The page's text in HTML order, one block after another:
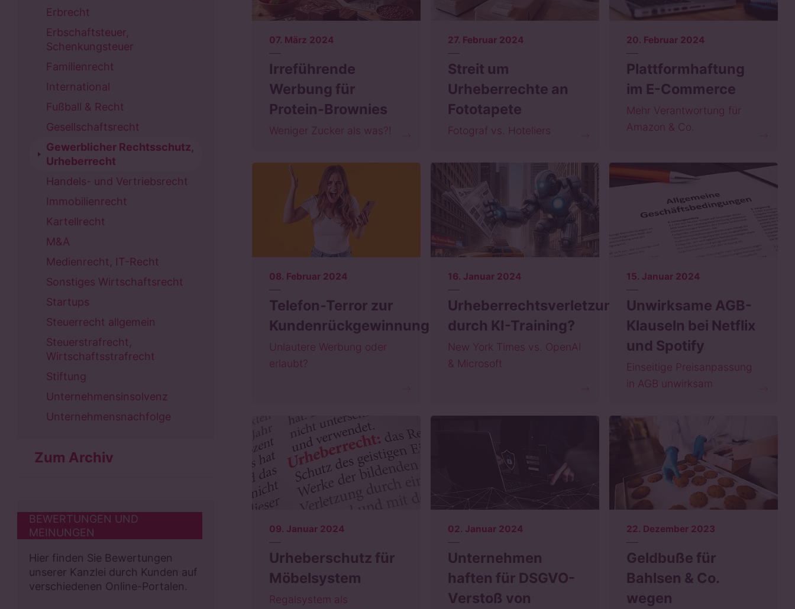
07. März 2024
Irreführende
Werbung für
Protein-Brownies
Weniger Zucker als was?!
27. Februar 2024
Streit um
Urheberrechte an
Fototapete
Fotograf vs. Hoteliers
20. Februar 2024
Plattformhaftung
im E-Commerce
Mehr Verantwortung für
Amazon & Co.
08. Februar 2024
Telefon-Terror zur
Kundenrückgewinnung
Unlautere Werbung oder
erlaubt?
16. Januar 2024
Urheberrechtsverletzung
durch KI-Training?
New York Times vs. OpenAI
& Microsoft
15. Januar 2024
Unwirksame AGB-
Klauseln bei Netflix
und Spotify
Einseitige Preisanpassung
in AGB unwirksam
09. Januar 2024
Urheberschutz für
Möbelsystem
Regalsystem als
02. Januar 2024
Unternehmen
haften für DSGVO-
Verstoß von
22. Dezember 2023
Geldbuße für
Bahlsen & Co.
wegen
Erbrecht
Erbschaftsteuer,
Schenkungsteuer
Familienrecht
International
Fußball & Recht
Gesellschaftsrecht
Gewerblicher Rechtsschutz,
Urheberrecht
Handels- und Vertriebsrecht
Immobilienrecht
Kartellrecht
M&A
Medienrecht, IT-Recht
Sonstiges Wirtschaftsrecht
Startups
Steuerrecht allgemein
Steuerstrafrecht,
Wirtschaftsstrafrecht
Stiftung
Unternehmensinsolvenz
Unternehmensnachfolge
Zum Archiv
BEWERTUNGEN UND
MEINUNGEN
Hier finden Sie Bewertungen
unserer Kanzlei durch Kunden auf
verschiedenen Online-Portalen.